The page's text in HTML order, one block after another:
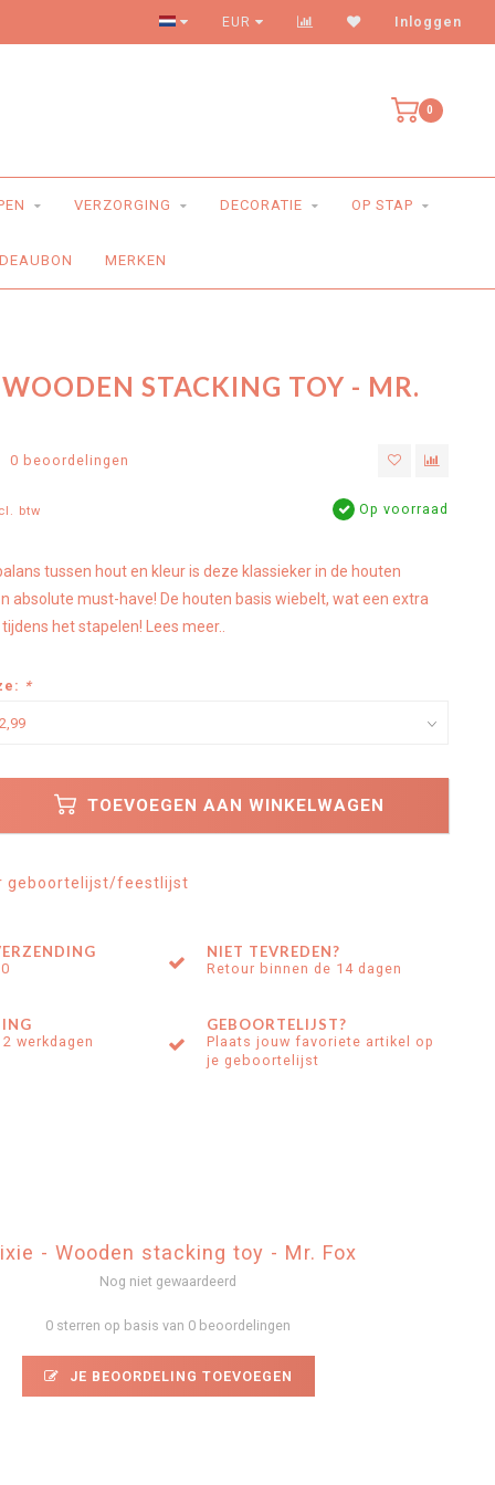
Levering aan huis
EUR Inloggen
0
VERZORGING DECORATIE OP STAP
MERKEN
STACKING TOY - MR.
0 beoordelingen
btw Op voorraad
tussen hout en kleur is deze klassieker in de houten
absolute must-have! De houten basis wiebelt, wat een extra
het stapelen!
Lees meer..
*
TOEVOEGEN AAN WINKELWAGEN
geboortelijst/feestlijst
NIET TEVREDEN?
Retour binnen de 14 dagen
werkdagen
GEBOORTELIJST?
Plaats jouw favoriete artikel op
je geboortelijst
- Wooden stacking toy - Mr. Fox
Nog niet gewaardeerd
0 sterren op basis van 0 beoordelingen
JE BEOORDELING TOEVOEGEN